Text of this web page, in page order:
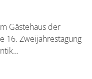
Gästehaus der
16. Zweijahrestagung
der Romantik